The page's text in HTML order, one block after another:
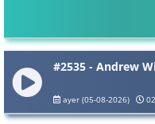
#2535 - Andrew
ayer (05-08-2026)